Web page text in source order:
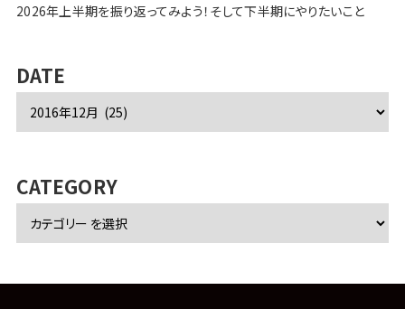
2026年上半期を振り返ってみよう！そして下半期にやりたいこと
DATE
カ
ブ
CATEGORY